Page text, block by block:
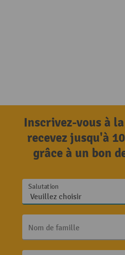
Inscrivez-vous à
recevez jusqu'à
grâce à un bon
Salutation
Nom de famille